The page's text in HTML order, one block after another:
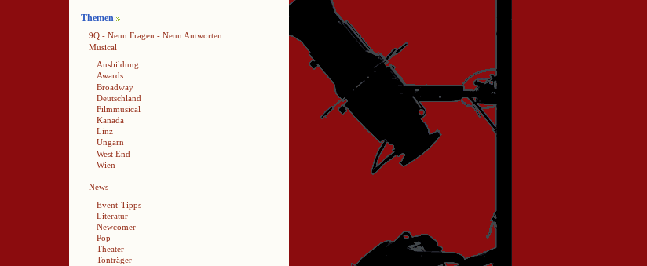
Themen
9Q - Neun Fragen - Neun Antworten
Musical
Ausbildung
Awards
Broadway
Deutschland
Filmmusical
Kanada
Linz
Ungarn
West End
Wien
News
Event-Tipps
Literatur
Newcomer
Pop
Theater
Tonträger